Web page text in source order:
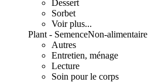
Dessert
Sorbet
Voir plus...
Plant - SemenceNon-alimentaire
Autres
Entretien, ménage
Lecture
Soin pour le corps